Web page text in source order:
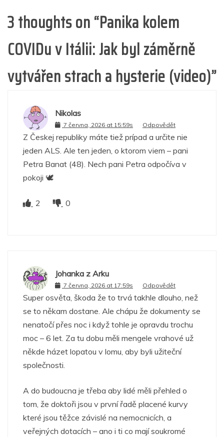
3 thoughts on “Panika kolem
COVIDu v Itálii: Jak byl záměrně
vytvářen strach a hysterie (video)”
Nikolas
7 června, 2026 at 15:59s Odpovědět
Z Českej republiky máte tiež prípad a určite nie
jeden ALS. Ale ten jeden, o ktorom viem – pani
Petra Banat (48). Nech pani Petra odpočíva v
pokoji 🕊
2 0
Johanka z Arku
7 června, 2026 at 17:59s Odpovědět
Super osvěta, škoda že to trvá takhle dlouho, než
se to někam dostane. Ale chápu že dokumenty se
nenatočí přes noc i když tohle je opravdu trochu
moc – 6 let. Za tu dobu měli mengele vrahové už
někde házet lopatou v lomu, aby byli užiteční
společnosti.
A do budoucna je třeba aby lidé měli přehled o
tom, že doktoři jsou v první řadě placené kurvy
které jsou těžce závislé na nemocnicích, a
veřejných dotacích – ano i ti co mají soukromé